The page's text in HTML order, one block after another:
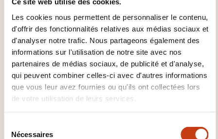
Les cookies nous permettent de personnaliser le contenu,
d'offrir des fonctionnalités relatives aux médias sociaux et
d'analyser notre trafic. Nous partageons également des
informations sur l'utilisation de notre site avec nos
partenaires de médias sociaux, de publicité et d'analyse,
qui peuvent combiner celles-ci avec d'autres informations
que vous leur avez fournies ou qu'ils ont collectées lors
de votre utilisation de leurs services.
Nécessaires
EN 590,00€
21.09.2026
22.09.2026
Luxembourg
FR 590,00€
Voir détails